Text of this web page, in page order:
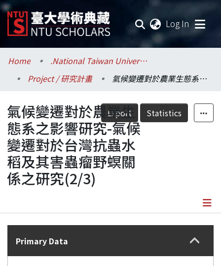
Log In
Communities & Collections
Research Outputs
Fundings & Projects
Researchers
Organizations
Statistics
Home
.National Taiwan University / 國立臺灣大學
Project / 研究計畫
氣候變遷對於農業生態系之影響研究-氣候變遷對於台灣抗蟲水稻及其害蟲瘤野螟關係之研究(2/3)
Export Statistics
氣候變遷對於農業生
態系之影響研究-氣候
變遷對於台灣抗蟲水
稻及其害蟲瘤野螟關
係之研究(2/3)
Details
Primary Data